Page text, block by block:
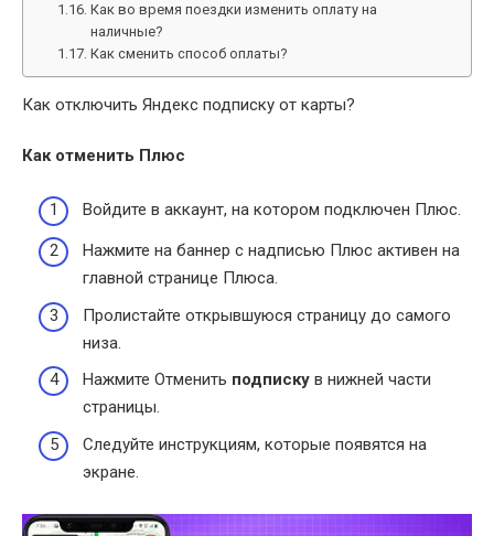
Как во время поездки изменить оплату на
наличные?
Как сменить способ оплаты?
Как отключить Яндекс подписку от карты?
Как отменить Плюс
Войдите в аккаунт, на котором подключен Плюс.
Нажмите на баннер с надписью Плюс активен на
главной странице Плюса.
Пролистайте открывшуюся страницу до самого
низа.
Нажмите Отменить подписку в нижней части
страницы.
Следуйте инструкциям, которые появятся на
экране.